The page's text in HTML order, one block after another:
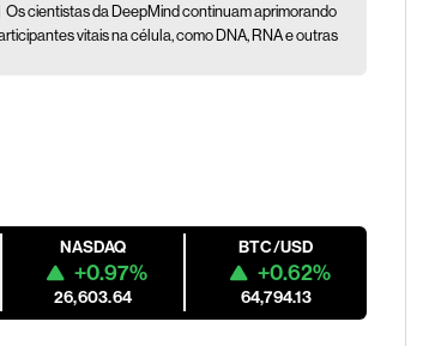
Os cientistas da DeepMind continuam aprimorando
vitais na célula, como DNA, RNA e outras
NASDAQ
+0.97%
26,603.64
BTC/USD
+0.62%
64,794.13